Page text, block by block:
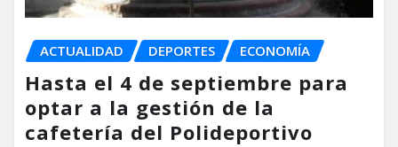
ACTUALIDAD DEPORTES ECONOMÍA
Hasta el 4 de septiembre para
optar a la gestión de la
cafetería del Polideportivo